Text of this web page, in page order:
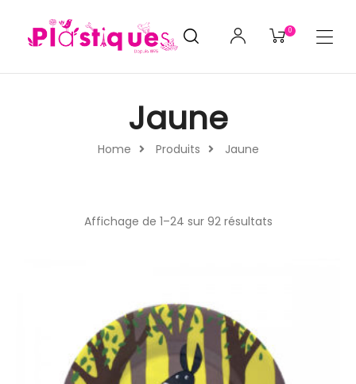
0
Home Produits Jaune
Jaune
Affichage de 1–24 sur 92 résultats